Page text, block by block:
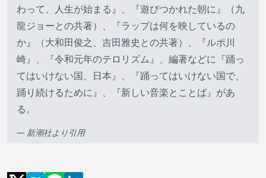
わって、人生が始まる』、『遊びつかれた朝に』（九
龍ジョーとの共著）、『ラップは何を映しているの
か』（大和田俊之、吉田雅史との共著）、『ルポ川
崎』、『令和元年のテロリズム』、編著などに『踊っ
てはいけない国、日本』、『踊ってはいけない国で、
踊り続けるために』、『新しい音楽とことば』があ
る。
— 新潮社より引用